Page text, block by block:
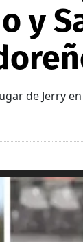
y
de Jerry en